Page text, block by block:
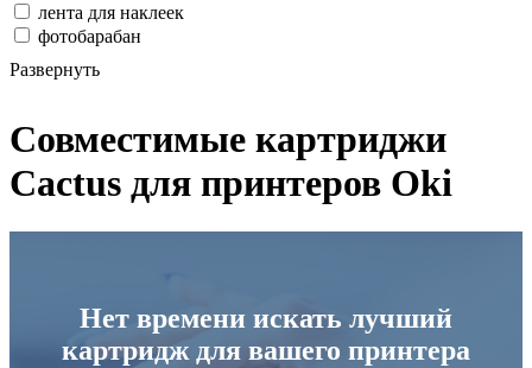
лента для наклеек
фотобарабан
Развернуть
Совместимые картриджи
Cactus для принтеров Oki
Нет времени искать лучший
картридж для вашего принтера